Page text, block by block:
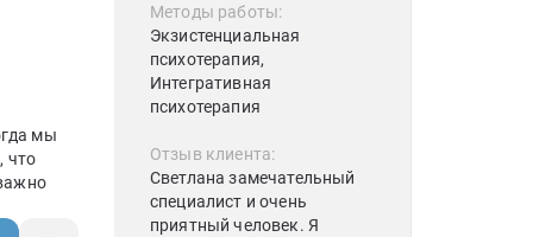
мы
что
Методы работы:
Экзистенциальная
психотерапия,
Интегративная
психотерапия
Отзыв клиента:
Светлана замечательный
специалист и очень
приятный человек. Я